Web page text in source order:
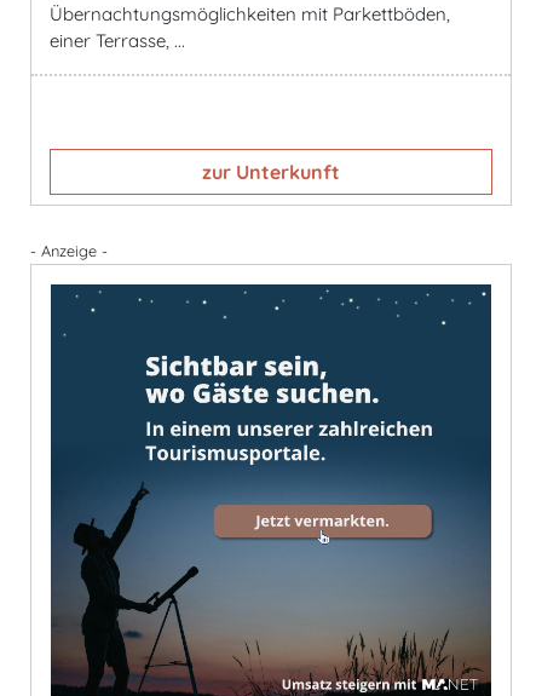
Übernachtungsmöglichkeiten mit Parkettböden,
einer Terrasse, ...
zur Unterkunft
- Anzeige -